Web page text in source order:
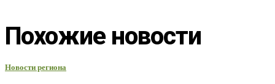
Похожие новости
Новости региона